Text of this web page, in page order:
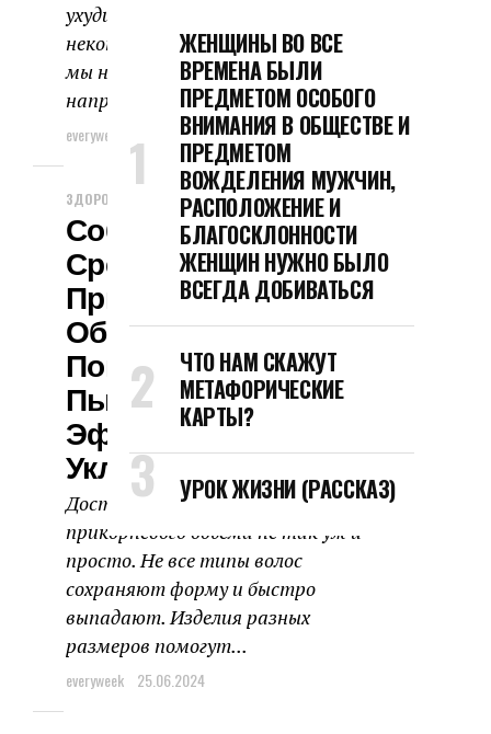
ухудшается. Конечно, есть
некоторые факторы, на которые
мы не можем повлиять –
например,...
everyweek 25.06.2024
ЗДОРОВЬЕ И КРАСОТА
Собрали Лучшие
Средства Для
Прикорневого
Объема, Которые
Помогут Сделать
Пышную И
Эффектную
Укладку.
Достичь пышного и длительного
прикорневого объема не так уж и
просто. Не все типы волос
сохраняют форму и быстро
выпадают. Изделия разных
размеров помогут...
everyweek 25.06.2024
ЖЕНЩИНЫ ВО ВСЕ
ВРЕМЕНА БЫЛИ
ПРЕДМЕТОМ ОСОБОГО
ВНИМАНИЯ В ОБЩЕСТВЕ И
ПРЕДМЕТОМ
ВОЖДЕЛЕНИЯ МУЖЧИН,
РАСПОЛОЖЕНИЕ И
БЛАГОСКЛОННОСТИ
ЖЕНЩИН НУЖНО БЫЛО
ВСЕГДА ДОБИВАТЬСЯ
ЧТО НАМ СКАЖУТ
МЕТАФОРИЧЕСКИЕ
КАРТЫ?
УРОК ЖИЗНИ (РАССКАЗ)